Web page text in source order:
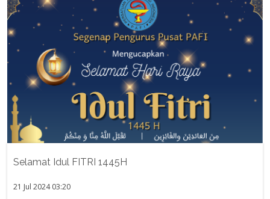
Selamat Idul FITRI 1445H
21 Jul 2024 03:20